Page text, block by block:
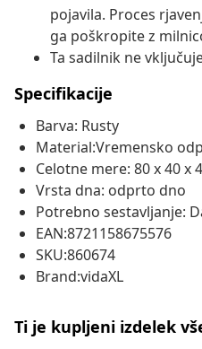
pojavila. Proces
ga poškropite z
Ta sadilnik ne
Specifikacije
Barva: Rusty
Material:Vremensko
Celotne mere: 80 x 40 x
Vrsta dna: odprto dno
Potrebno sestavljanje:
EAN:8721158675576
SKU:860674
Brand:vidaXL
Ti je kupljeni izdelek